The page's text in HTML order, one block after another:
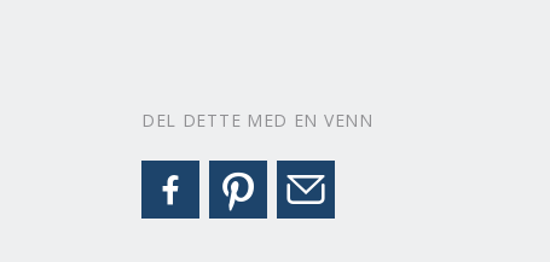
DEL DETTE MED EN VENN